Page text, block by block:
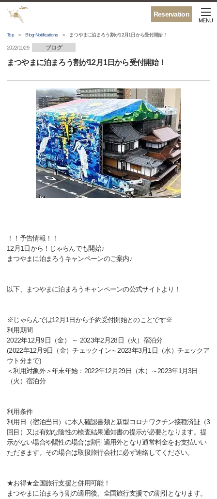
Reservation
MENU
Top Blog·Notifications まつやまに泊まろう割が12月1日から受付開始！
2022/11/29 ブログ
まつやまに泊まろう割が12月1日から受付開始！
！！予告情報！！
12月1日から！じゃらんでも開始♪
まつやまに泊まろうキャンペーンのご案内♪
以下、まつやまに泊まろうキャンペーンの公式サイトより！
※じゃらんでは12月1日から予約受付開始とのことです※
利用期間
2022年12月9日（金） ～ 2023年2月28日（火）宿泊分
(2022年12月9日（金）チェックイン～2023年3月1日（水）チェックア
ウト分まで)
＜利用対象外＞年末年始：2022年12月29日（木）～2023年1月3日
（火）宿泊分
利用条件
利用日（宿泊当日）に本人確認書類と新型コロナワクチン接種済証（3
回目）又は有効な陰性の検査結果通知書の提示が必要となります。提
示がない場合や陽性の場合は割引適用外となり通常料金をお支払いい
ただきます。その場合は取扱旅行会社に必ず連絡してください。
★お得★全国旅行支援と併用可能！
まつやまに泊まろう割の適用後、全国旅行支援での割引となります。